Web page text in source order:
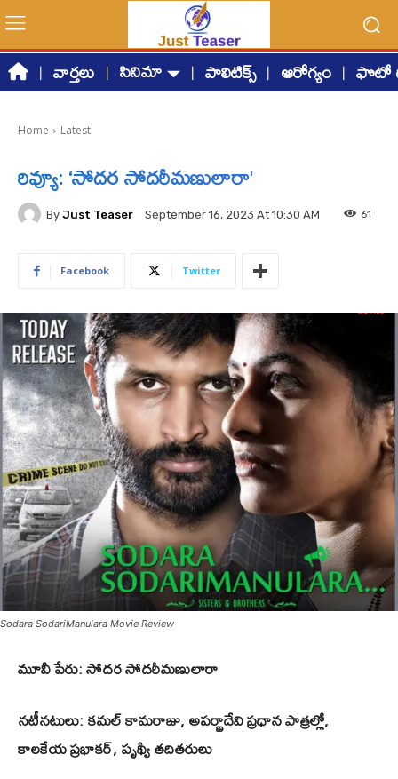
వార్తలు సినిమా పాలిటిక్స్ ఆరోగ్యం ఫొటో
Home Latest
రివ్యూ: ‘సోదర సోదరీమణులారా’
By Just Teaser September 16, 2023 At 10:30 AM 61
Facebook Twitter
Sodara SodariManulara Movie Review
మూవీ పేరు: సోదర సోదరీమణులారా
నటీనటులు: కమల్ కామరాజు, అపర్ణాదేవి ప్రధాన పాత్రల్లో,
కాలకేయ ప్రభాకర్, పృథ్వీ తదితరులు